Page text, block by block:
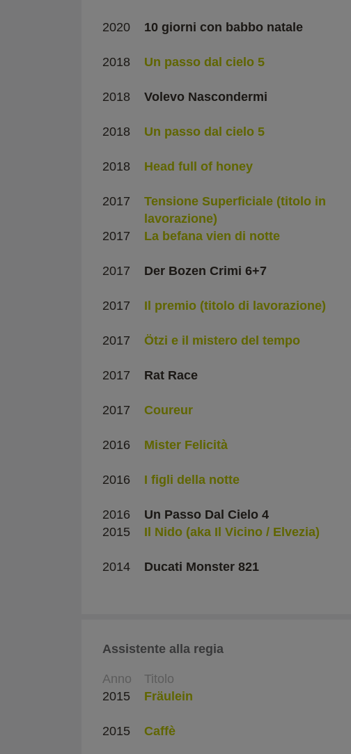
2020
10 giorni con babbo natale
2018
Un passo dal cielo 5
2018 Volevo Nascondermi
2018
Un passo dal cielo 5
2018 Head full of honey
2017
Tensione Superficiale (titolo in
lavorazione)
2017
La befana vien di notte
2017
Der Bozen Crimi 6+7
2017
Il premio (titolo di lavorazione)
2017
Ötzi e il mistero del tempo
2017
Rat Race
2017
Coureur
2016
Mister Felicità
2016
I figli della notte
2016
Un Passo Dal Cielo 4
2015
Il Nido (aka Il Vicino / Elvezia)
2014
Ducati Monster 821
Assistente alla regia
Anno Titolo
2015
Fräulein
2015
Caffè